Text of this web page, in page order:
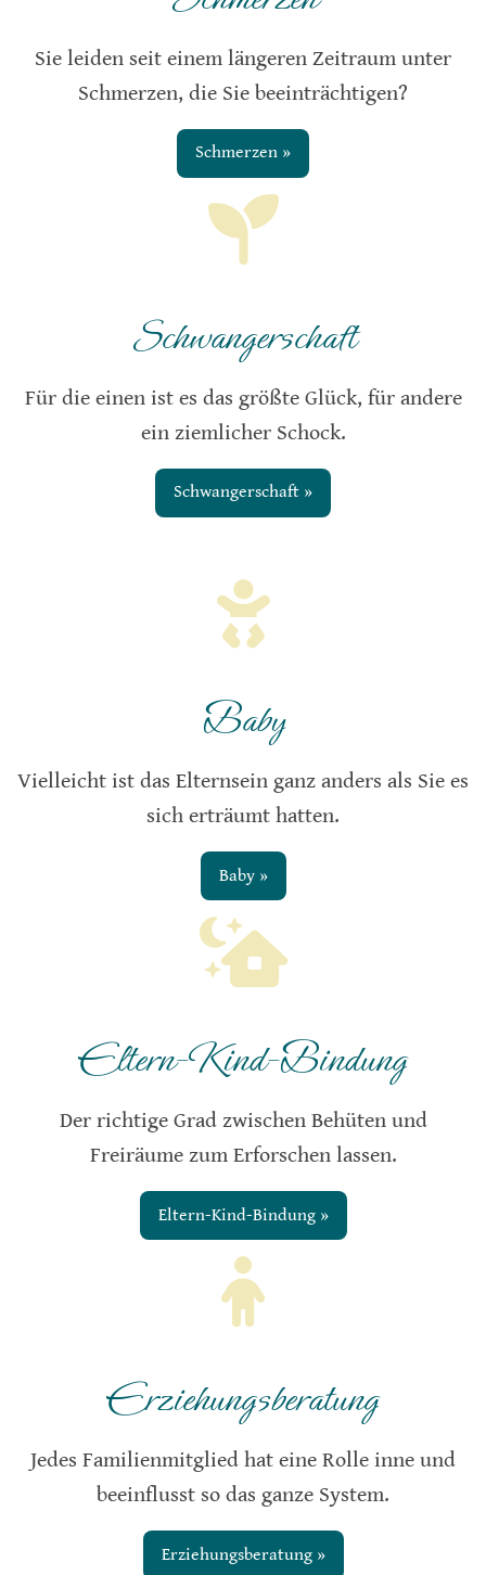
Sie leiden seit einem längeren Zeitraum unter
Schmerzen, die Sie beeinträchtigen?
Schmerzen »
Schwangerschaft
Für die einen ist es das größte Glück, für andere
ein ziemlicher Schock.
Schwangerschaft »
Baby
Vielleicht ist das Elternsein ganz anders als Sie es
sich erträumt hatten.
Baby »
Eltern-Kind-Bindung
Der richtige Grad zwischen Behüten und
Freiräume zum Erforschen lassen.
Eltern-Kind-Bindung »
Erziehungsberatung
Jedes Familienmitglied hat eine Rolle inne und
beeinflusst so das ganze System.
Erziehungsberatung »